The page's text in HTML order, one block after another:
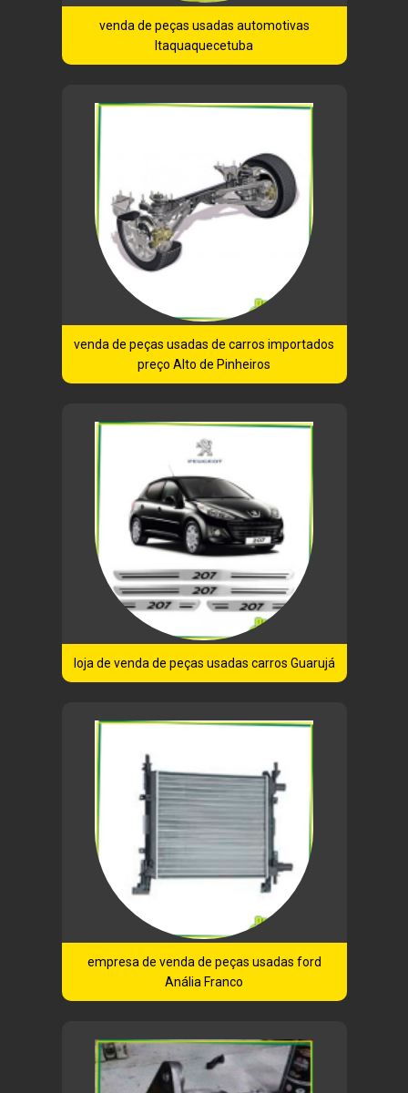
venda de peças usadas automotivas
Itaquaquecetuba
venda de peças usadas de carros importados
preço Alto de Pinheiros
loja de venda de peças usadas carros Guarujá
empresa de venda de peças usadas ford
Anália Franco